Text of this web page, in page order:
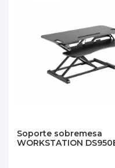
Soporte sobremesa
WORKSTATION